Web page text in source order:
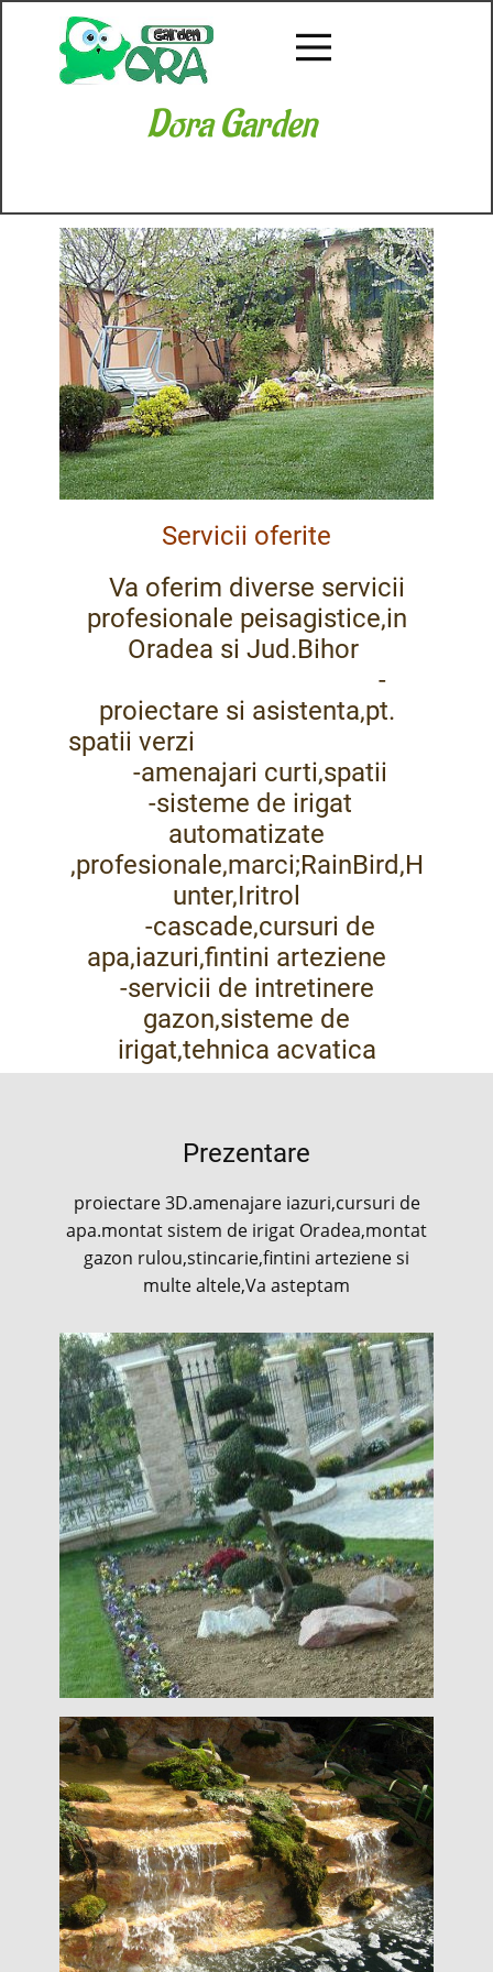
Dora Garden
Servicii oferite
Va oferim diverse servicii
profesionale peisagistice,in
Oradea si Jud.Bihor
-
proiectare si asistenta,pt.
spatii verzi
-amenajari curti,spatii
-sisteme de irigat
automatizate
,profesionale,marci;RainBird,H
unter,Iritrol
-cascade,cursuri de
apa,iazuri,fintini arteziene
-servicii de intretinere
gazon,sisteme de
irigat,tehnica acvatica
Prezentare
proiectare 3D.amenajare iazuri,cursuri de
apa.montat sistem de irigat Oradea,montat
gazon rulou,stincarie,fintini arteziene si
multe altele,Va asteptam